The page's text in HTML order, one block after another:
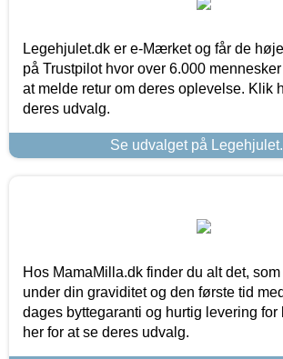
Legehjulet.dk er e-Mærket og får de
på Trustpilot hvor over 6.000
at melde retur om deres oplevelse. Klik
deres udvalg.
Se udvalget på
Hos MamaMilla.dk finder du alt det,
under din graviditet og den første tid
dages byttegaranti og hurtig levering for
her for at se deres udvalg.